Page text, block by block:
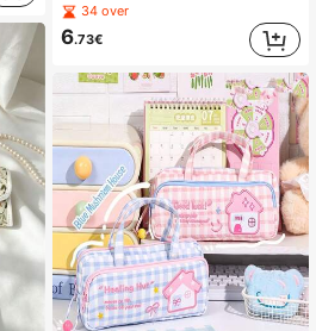
34 over
6.73€